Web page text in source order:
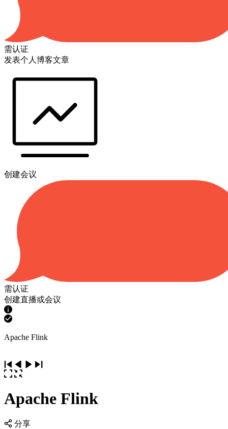
需认证
发表个人博客文章
创建会议
需认证
创建直播或会议
Apache Flink
Apache Flink
分享